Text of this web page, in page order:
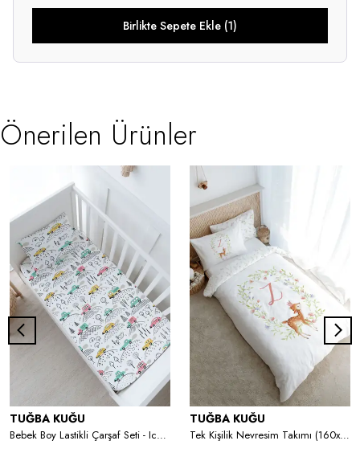
Birlikte Sepete Ekle (1)
Önerilen Ürünler
TUĞBA KUĞU
Bebek Boy Lastikli Çarşaf Seti - Iconic Serisi - Arabalar
TUĞBA KUĞU
Tek Kişilik Nevresim Takımı (160x220) - Little Deer Series - Z Harfi